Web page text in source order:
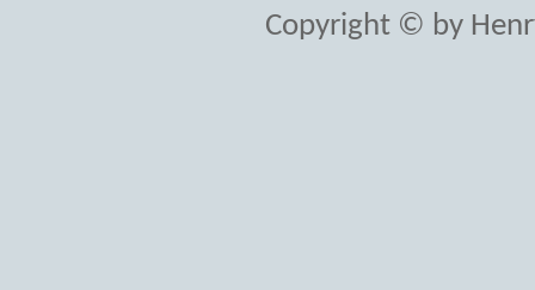
Copyright © by